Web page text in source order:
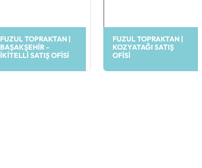
FUZUL TOPRAKTAN |
BAŞAKŞEHIR -
İKITELLI SATIŞ OFISI
FUZUL TOPRAKTAN |
KOZYATAĞI SATIŞ
OFISI